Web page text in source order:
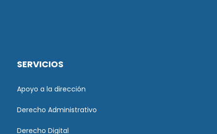
SERVICIOS
Apoyo a la dirección
Derecho Administrativo
Derecho Digital